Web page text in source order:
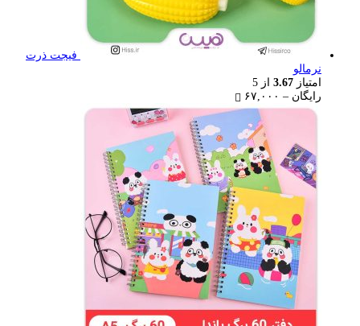
فیجت ذرت
نرمالو
امتیاز 3.67 از 5
رایگان – ۶۷,۰۰۰
range:
through
۶۷,۰۰۰ تومان